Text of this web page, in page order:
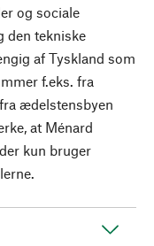
og sociale
den tekniske
af Tyskland som
f.eks. fra
ædelstensbyen
at Ménard
kun bruger